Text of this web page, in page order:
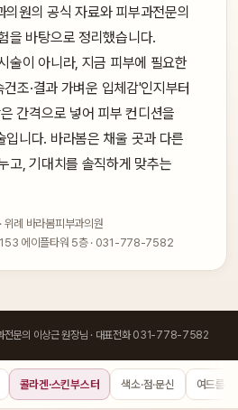
원의 공식 자료와 피부과전문의
을 바탕으로 정리했습니다.
술이 아니라, 지금 피부에 필요한
조·결과 가벼운 입체감'인지부터
간격으로 넣어 피부 컨디션을
니다. 바라봄은 채울 곳과 다른
고, 기대치를 솔직하게 맞추는
위례 바라봄피부과의원
153 에이플타워 5층 · 031-778-7582
전문의 이상근 원장님 · 대표전화 031-778-7582
콜라겐·스킨부스터 색소·점·문신 여드름